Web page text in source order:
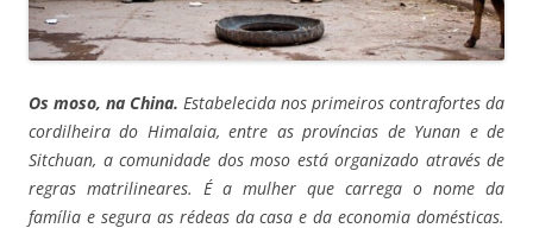
Os moso, na China. Estabelecida nos primeiros contrafortes da
cordilheira do Himalaia, entre as províncias de Yunan e de
Sitchuan, a comunidade dos moso está organizado através de
regras matrilineares. É a mulher que carrega o nome da
família e segura as rédeas da casa e da economia domésticas.